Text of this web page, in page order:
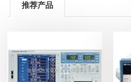
推荐产品